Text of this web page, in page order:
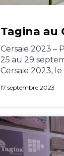
Tagina au
Cersaie 2023 –
25 au 29
Cersaie 2023, le
17 septembre 2023